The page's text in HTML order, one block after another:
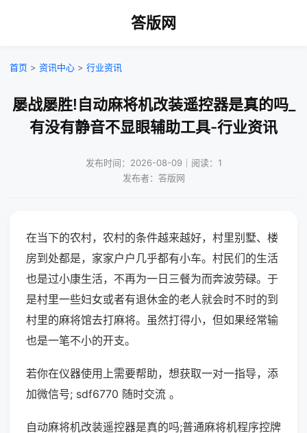
答版网
首页 > 资讯中心 > 行业资讯
屡战屡胜!自动麻将机改装遥控器是真的吗_
有没有静音不显眼辅助工具-行业资讯
发布时间：2026-08-09｜阅读：1
发布者：答版网
在当下的农村，农村的条件越来越好，村里别墅、楼
房到处都是，家家户户几乎都有小车。村民们的生活
也是过小康生活，不再为一日三餐为而奔波劳碌。于
是村里一些妇女或者有退休金的老人就会时不时的到
村里的麻将馆去打麻将。虽然打得小，但如果经常输
也是一笔不小的开支。
若你在仪器使用上需要帮助，想获取一对一指导，添
加微信号; sdf6770 随时交流 。
自动麻将机改装遥控器是真的吗;普通麻将机程序控牌